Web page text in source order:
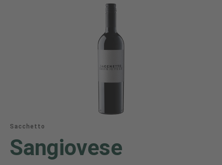
Sacchetto
Sangiovese